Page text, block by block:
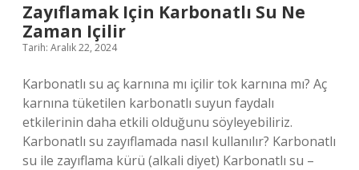
Zayıflamak Için Karbonatlı Su Ne
Zaman Içilir
Tarih: Aralık 22, 2024
Karbonatlı su aç karnına mı içilir tok karnına mı? Aç
karnına tüketilen karbonatlı suyun faydalı
etkilerinin daha etkili olduğunu söyleyebiliriz.
Karbonatlı su zayıflamada nasıl kullanılır? Karbonatlı
su ile zayıflama kürü (alkali diyet) Karbonatlı su –